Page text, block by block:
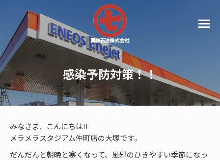
感染予防対策！！
みなさま、こんにちは!!
メラメラスタジアム仲町店の大塚です。
だんだんと朝晩と寒くなって、風邪のひきやすい季節になっ